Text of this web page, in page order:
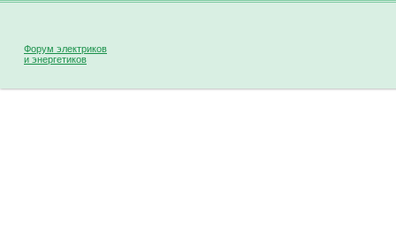
Форум электриков
и энергетиков